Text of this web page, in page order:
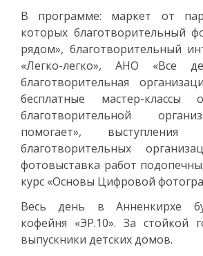
В программе: маркет от
которых благотворительный
рядом», благотворительный
«Легко-легко», АНО «Все
благотворительная
бесплатные мастер-классы
благотворительной
помогает», выступления
благотворительных
фотовыставка работ
курс «Основы Цифровой
Весь день в Анненкирхе
кофейня «ЭР.10». За стойкой
выпускники детских домов.